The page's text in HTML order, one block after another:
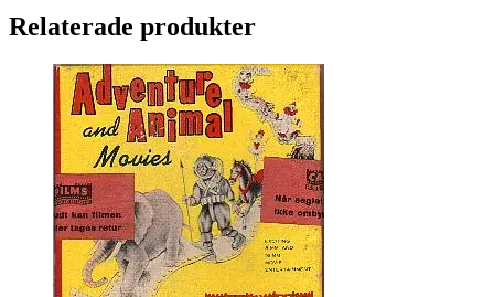
Relaterade produkter